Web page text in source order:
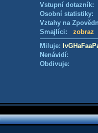
Vstupní
Osobní
Vztahy na
Smajlíci: zobraz
Miluje:
Nenávidí:
Obdivuje: